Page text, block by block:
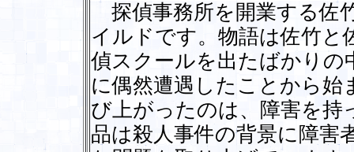
探偵事務所を開業する佐
イルドです。物語は佐竹と
偵スクールを出たばかりの
に偶然遭遇したことから
び上がったのは、障害を持
品は殺人事件の背景に障害